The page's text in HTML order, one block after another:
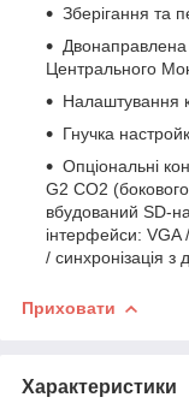
Зберігання та
Двонаправлена
Центрального
Налаштування
Гнучка
Опціональні
G2 CO2
вбудований SD-
інтерфейси: VGA
/ синхронізація
Приховати
Характеристики